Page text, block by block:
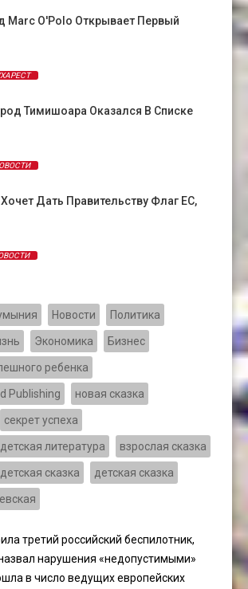
Marc O'Polo Открывает Первый
Тимишоара Оказался В Cписке
Дать Правительству Флаг ЕС,
Новости Политика
Экономика Бизнес
ребенка
Publishing новая сказка
секрет успеха
литература взрослая сказка
сказка детская сказка
третий российский беспилотник,
нарушения «недопустимыми»
в число ведущих европейских